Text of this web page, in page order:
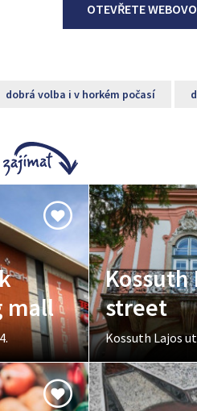
OTEVŘETE
dobrá volba i v horkém počasí
mall
Kossuth
street
Kossuth Lajos